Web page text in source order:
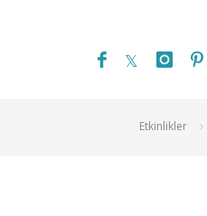
Etkinlikler